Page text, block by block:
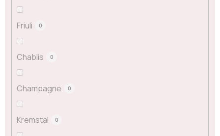
Friuli 0
Chablis 0
Champagne 0
Kremstal 0